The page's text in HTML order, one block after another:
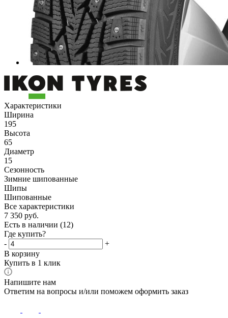
Характеристики
Ширина
195
Высота
65
Диаметр
15
Сезонность
Зимние шипованные
Шипы
Шипованные
Все характеристики
7 350 руб.
Есть в наличии (12)
Где купить?
-
+
В корзину
Купить в 1 клик
Напишите нам
Ответим на вопросы и/или поможем оформить заказ